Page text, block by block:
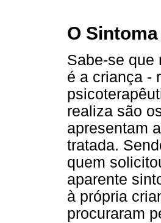
O
Sabe-se que
é a criança -
realiza são
apresentam
tratada.
quem
aparente
à própria
procuraram